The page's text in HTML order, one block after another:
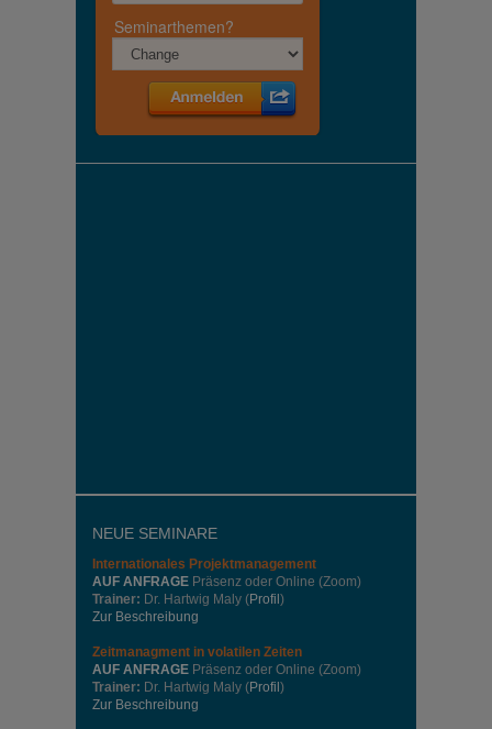
NEUE SEMINARE
Internationales Projektmanagement
AUF ANFRAGE Präsenz oder Online (Zoom)
Trainer: Dr. Hartwig Maly (Profil )
Zur Beschreibung
Zeitmanagment in volatilen Zeiten
AUF ANFRAGE Präsenz oder Online (Zoom)
Trainer: Dr. Hartwig Maly (Profil )
Zur Beschreibung